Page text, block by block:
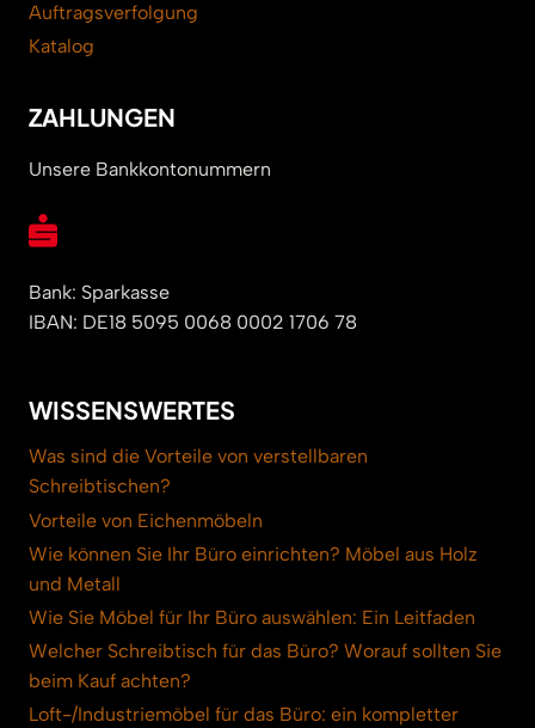
Auftragsverfolgung
Katalog
ZAHLUNGEN
Unsere Bankkontonummern
Bank: Sparkasse
IBAN: DE18 5095 0068 0002 1706 78
WISSENSWERTES
Was sind die Vorteile von verstellbaren
Schreibtischen?
Vorteile von Eichenmöbeln
Wie können Sie Ihr Büro einrichten? Möbel aus Holz
und Metall
Wie Sie Möbel für Ihr Büro auswählen: Ein Leitfaden
Welcher Schreibtisch für das Büro? Worauf sollten Sie
beim Kauf achten?
Loft-/Industriemöbel für das Büro: ein kompletter